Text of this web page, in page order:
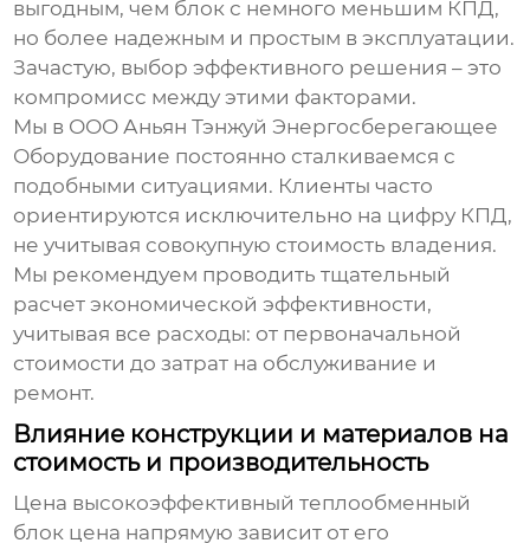
выгодным, чем блок с немного меньшим КПД,
но более надежным и простым в эксплуатации.
Зачастую, выбор эффективного решения – это
компромисс между этими факторами.
Мы в ООО Аньян Тэнжуй Энергосберегающее
Оборудование постоянно сталкиваемся с
подобными ситуациями. Клиенты часто
ориентируются исключительно на цифру КПД,
не учитывая совокупную стоимость владения.
Мы рекомендуем проводить тщательный
расчет экономической эффективности,
учитывая все расходы: от первоначальной
стоимости до затрат на обслуживание и
ремонт.
Влияние конструкции и материалов на
стоимость и производительность
Цена высокоэффективный теплообменный
блок цена напрямую зависит от его